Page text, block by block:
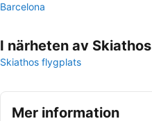
Barcelona
I närheten av Skiathos
Skiathos flygplats
Mer information